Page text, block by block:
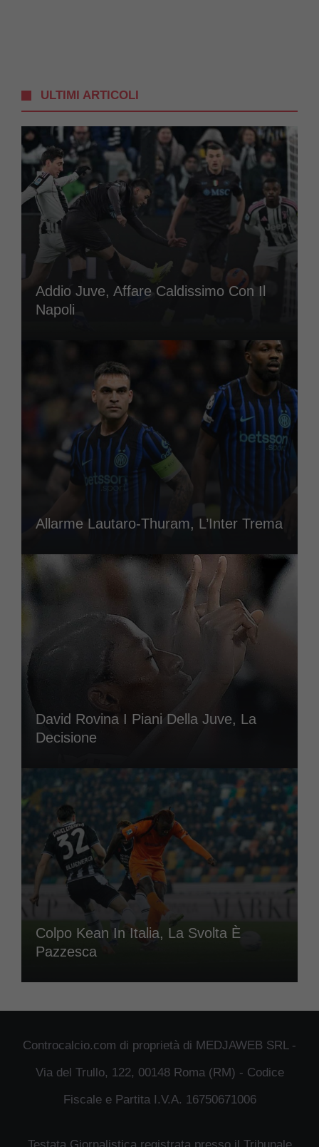
ULTIMI ARTICOLI
Addio Juve, Affare Caldissimo Con Il
Napoli
Allarme Lautaro-Thuram, L’Inter Trema
David Rovina I Piani Della Juve, La
Decisione
Colpo Kean In Italia, La Svolta È
Pazzesca
Controcalcio.com di proprietà di MEDJAWEB SRL -
Via del Trullo, 122, 00148 Roma (RM) - Codice
Fiscale e Partita I.V.A. 16750671006